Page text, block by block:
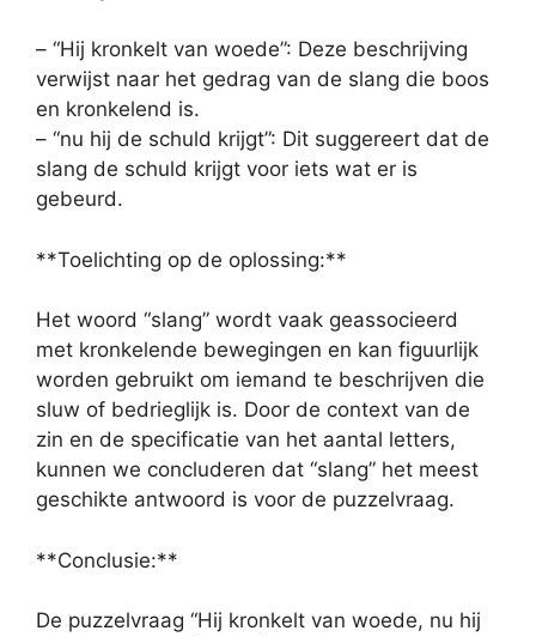
– “Hij kronkelt van woede”: Deze beschrijving
verwijst naar het gedrag van de slang die boos
en kronkelend is.
– “nu hij de schuld krijgt”: Dit suggereert dat de
slang de schuld krijgt voor iets wat er is
gebeurd.
**Toelichting op de oplossing:**
Het woord “slang” wordt vaak geassocieerd
met kronkelende bewegingen en kan figuurlijk
worden gebruikt om iemand te beschrijven die
sluw of bedrieglijk is. Door de context van de
zin en de specificatie van het aantal letters,
kunnen we concluderen dat “slang” het meest
geschikte antwoord is voor de puzzelvraag.
**Conclusie:**
De puzzelvraag “Hij kronkelt van woede, nu hij